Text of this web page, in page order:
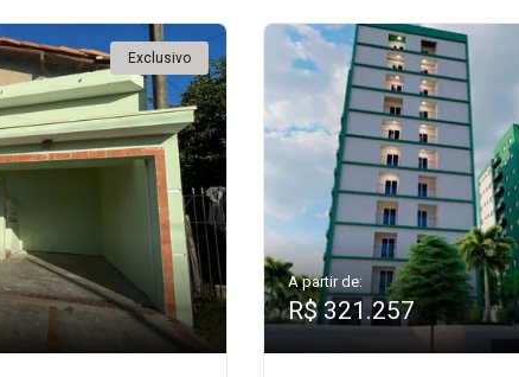
Exclusivo
A partir de:
R$ 321.257